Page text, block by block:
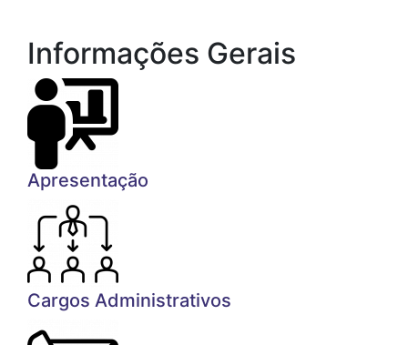
Informações Gerais
Apresentação
Cargos Administrativos